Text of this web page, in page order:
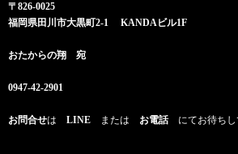
〒826-0025
福岡県田川市大黒町2-1 KANDAビル1F
おたからの翔 宛
0947-42-2901
お問合せは LINE または お電話にてお待ちし